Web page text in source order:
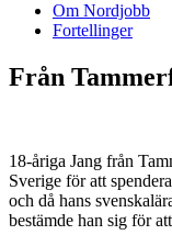
Om Nordjobb
Fortellinger
Från
18-åriga Jang från
Sverige för att
och då hans
bestämde han sig för